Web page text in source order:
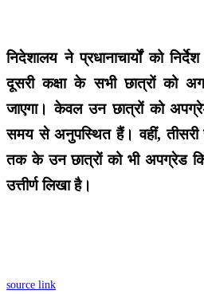
निदेशालय ने प्रधानाचार्यों को
दूसरी कक्षा के सभी छात्रों को
जाएगा। केवल उन छात्रों को
समय से अनुपस्थित हैं। वहीं,
तक के उन छात्रों को भी अपग्रेड
उत्तीर्ण लिखा है।
source link